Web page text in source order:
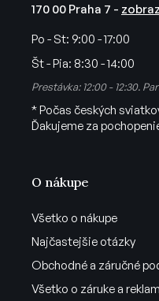
O nákupe
Všetko o nákupe
Najčastejšie otázky
Obchodné a záručné
Všetko o záruke a
170 00 Praha 7 -
Po - St: 9:00 - 17:00
Št - Pia: 8:30 - 14:00
Prestávka: 12:00 - 12:30.
* Počas českých
Ďakujeme za